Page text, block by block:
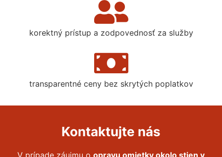
korektný prístup a zodpovednosť za služby
transparentné ceny bez skrytých poplatkov
Kontaktujte nás
V prípade záujmu o opravu omietky okolo stien v